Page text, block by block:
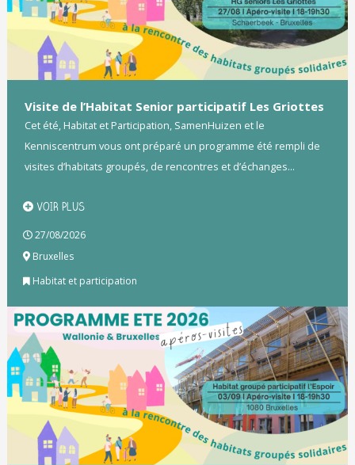
Visite de l’Habitat Senior participatif Les Griottes
Cet été, Habitat et Participation, SamenHuizen et le
Kenniscentrum vous ont préparé un programme été rempli de
visites d’habitats groupés, de rencontres et d’échanges...
VOIR PLUS
27/08/2026
Bruxelles
Habitat et participation